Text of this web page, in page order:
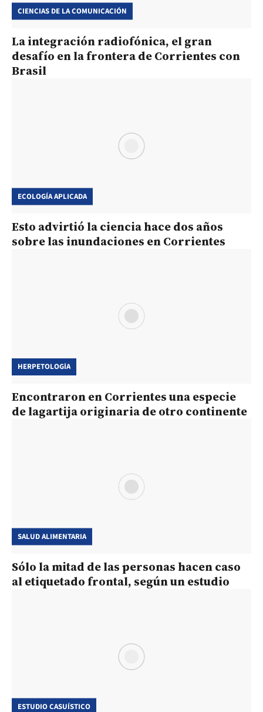
CIENCIAS DE LA COMUNICACIÓN
La integración radiofónica, el gran
desafío en la frontera de Corrientes con
Brasil
ECOLOGÍA APLICADA
Esto advirtió la ciencia hace dos años
sobre las inundaciones en Corrientes
HERPETOLOGÍA
Encontraron en Corrientes una especie
de lagartija originaria de otro continente
SALUD ALIMENTARIA
Sólo la mitad de las personas hacen caso
al etiquetado frontal, según un estudio
ESTUDIO CASUÍSTICO